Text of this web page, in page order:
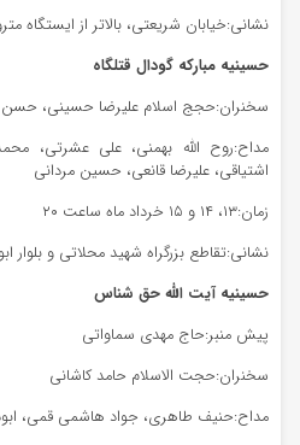
نشانی:خیابان شریعتی، بالاتر از ایستگاه
حسینیه مبارکه گودال قتلگاه
سخنران:حجج اسلام علیرضا حسینی،
مداح:روح الله بهمنی، علی عشرتی، محمد
اشتیاقی، علیرضا قانعی، حسین مردانی
زمان:۱۳، ۱۴ و ۱۵ خرداد ماه ساعت ۲۰
نشانی:تقاطع بزرگراه شهید محلاتی و بلوار
حسینیه آیت الله حق شناس
پیش منبر:حاج مهدی سماواتی
سخنران:حجت الاسلام حامد کاشانی
مداح:حنیف طاهری، جواد هاشمی قمی، ابوذر